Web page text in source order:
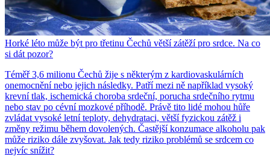
Horké léto může být pro třetinu Čechů větší zátěží pro srdce. Na co
si dát pozor?
Téměř 3,6 milionu Čechů žije s některým z kardiovaskulárních
onemocnění nebo jejich následky. Patří mezi ně například vysoký
krevní tlak, ischemická choroba srdeční, porucha srdečního rytmu
nebo stav po cévní mozkové příhodě. Právě tito lidé mohou hůře
zvládat vysoké letní teploty, dehydrataci, větší fyzickou zátěž i
změny režimu během dovolených. Častější konzumace alkoholu pak
může riziko dále zvyšovat. Jak tedy riziko problémů se srdcem co
nejvíc snížit?